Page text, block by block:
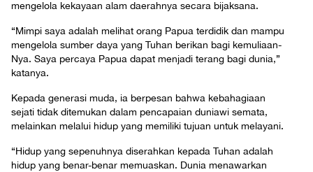
mengelola kekayaan alam daerahnya secara bijaksana.
“Mimpi saya adalah melihat orang Papua terdidik dan mampu
mengelola sumber daya yang Tuhan berikan bagi kemuliaan-
Nya. Saya percaya Papua dapat menjadi terang bagi dunia,”
katanya.
Kepada generasi muda, ia berpesan bahwa kebahagiaan
sejati tidak ditemukan dalam pencapaian duniawi semata,
melainkan melalui hidup yang memiliki tujuan untuk melayani.
“Hidup yang sepenuhnya diserahkan kepada Tuhan adalah
hidup yang benar-benar memuaskan. Dunia menawarkan